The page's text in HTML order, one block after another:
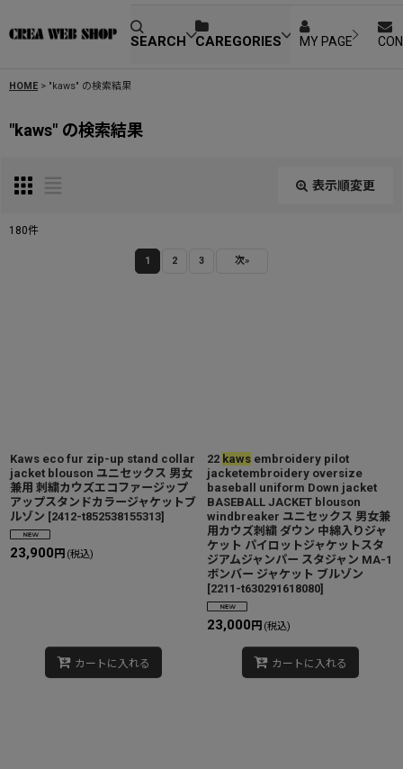
SEARCH CAREGORIES MY PAGE
HOME > "kaws" の検索結果
"kaws" の検索結果
表示順変更
特集:
絞り込む
180件
1 2 3 次»
Kaws eco fur zip-up stand collar
jacket blouson ユニセックス 男女
兼用 刺繍カウズエコファージップ
アップスタンドカラージャケットブ
ルゾン [2412-t852538155313]
23,900 円 (税込)
カートに入れる
22 kaws embroidery pilot
jacketembroidery oversize
baseball uniform Down jacket
BASEBALL JACKET blouson
windbreaker ユニセックス 男女兼
用カウズ刺繍 ダウン 中綿入りジャ
ケット パイロットジャケットスタ
ジアムジャンパー スタジャン MA-1
ボンバー ジャケット ブルゾン
[2211-t630291618080]
23,000 円 (税込)
カートに入れる